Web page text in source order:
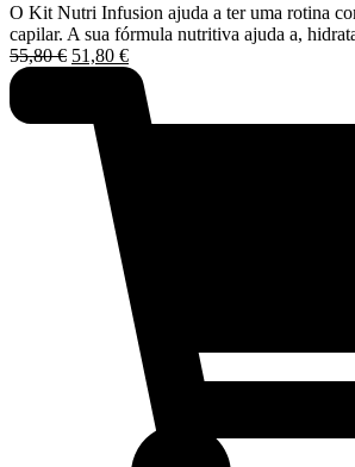
O Kit Nutri Infusion ajuda a ter uma rotina
capilar. A sua fórmula nutritiva ajuda a,
55,80€ O
55,80 €.
51,80 €O
preço
atual